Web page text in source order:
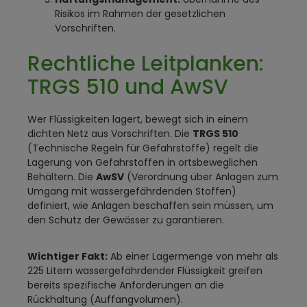
Risikos im Rahmen der gesetzlichen
Vorschriften.
Rechtliche Leitplanken:
TRGS 510 und AwSV
Wer Flüssigkeiten lagert, bewegt sich in einem
dichten Netz aus Vorschriften. Die TRGS 510
(Technische Regeln für Gefahrstoffe) regelt die
Lagerung von Gefahrstoffen in ortsbeweglichen
Behältern. Die AwSV (Verordnung über Anlagen zum
Umgang mit wassergefährdenden Stoffen)
definiert, wie Anlagen beschaffen sein müssen, um
den Schutz der Gewässer zu garantieren.
Wichtiger Fakt: Ab einer Lagermenge von mehr als
225 Litern wassergefährdender Flüssigkeit greifen
bereits spezifische Anforderungen an die
Rückhaltung (Auffangvolumen).